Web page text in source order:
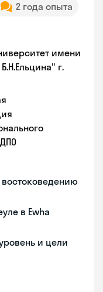
2 года опыта
имени
г.
востоковедению
в Ewha
и цели